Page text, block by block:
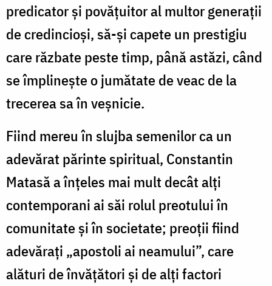
predicator și povățuitor al multor generații
de credincioși, să-și capete un prestigiu
care răzbate peste timp, până astăzi, când
se împlinește o jumătate de veac de la
trecerea sa în veșnicie.
Fiind mereu în slujba semenilor ca un
adevărat părinte spiritual, Constantin
Matasă a înțeles mai mult decât alți
contemporani ai săi rolul preotului în
comunitate și în societate; preoții fiind
adevărați „apostoli ai neamului”, care
alături de învățători și de alți factori